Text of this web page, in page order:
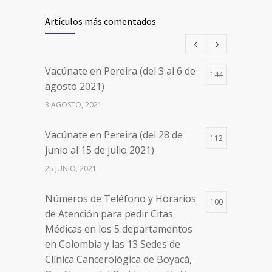
de agosto 2021) mayores de 20
años
Números de Teléfono y Horarios
de Atención para pedir Citas
Médicas en los 5 departamentos
Clínica Cancerológica de Boyacá,
Oncólogos del Occidente y Unión
de Cirujanos
Artículos más comentados
Vacúnate en Pereira (del 3 al 6 de
agosto 2021)
144
3 AGOSTO, 2021
Vacúnate en Pereira (del 28 de
junio al 15 de julio 2021)
112
25 JUNIO, 2021
Números de Teléfono y Horarios
de Atención para pedir Citas
Médicas en los 5 departamentos
en Colombia y las 13 Sedes de
Clínica Cancerológica de Boyacá,
100